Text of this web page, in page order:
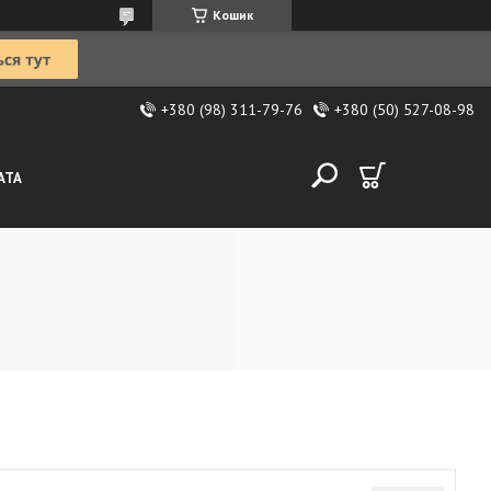
Кошик
+380 (98) 311-79-76 +380 (50) 527-08-98